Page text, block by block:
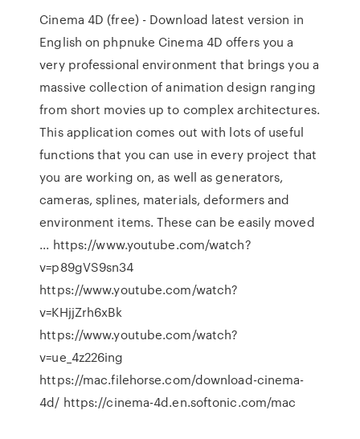
Cinema 4D (free) - Download latest version in
English on phpnuke Cinema 4D offers you a
very professional environment that brings you a
massive collection of animation design ranging
from short movies up to complex architectures.
This application comes out with lots of useful
functions that you can use in every project that
you are working on, as well as generators,
cameras, splines, materials, deformers and
environment items. These can be easily moved
... https://www.youtube.com/watch?
v=p89gVS9sn34
https://www.youtube.com/watch?
v=KHjjZrh6xBk
https://www.youtube.com/watch?
v=ue_4z226ing
https://mac.filehorse.com/download-cinema-
4d/ https://cinema-4d.en.softonic.com/mac